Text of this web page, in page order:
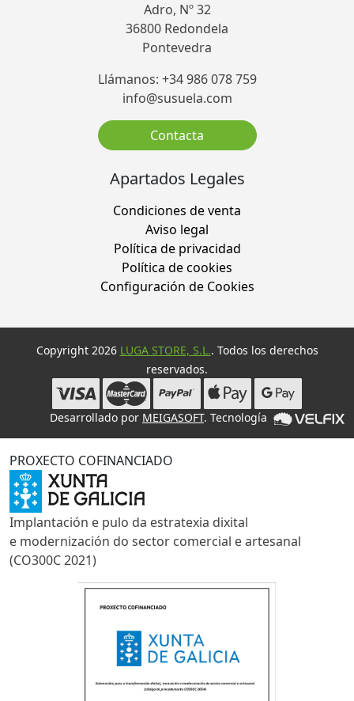
Adro, Nº 32
36800 Redondela
Pontevedra
Llámanos: +34 986 078 759
info@susuela.com
Contacta
Apartados Legales
Condiciones de venta
Aviso legal
Política de privacidad
Política de cookies
Configuración de Cookies
Copyright 2026 LUGA STORE, S.L.. Todos los derechos
reservados.
Desarrollado por MEIGASOFT. Tecnología
PROXECTO COFINANCIADO
Implantación e pulo da estratexia dixital
e modernización do sector comercial e artesanal
(CO300C 2021)